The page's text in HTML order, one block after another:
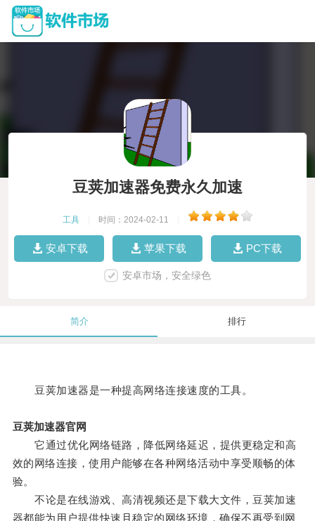
豆荚加速器免费永久加速
工具 时间：2024-02-11
安卓下载 苹果下载 PC下载
安卓市场，安全绿色
简介 排行
豆荚加速器是一种提高网络连接速度的工具。
豆荚加速器官网
它通过优化网络链路，降低网络延迟，提供更稳定和高
效的网络连接，使用户能够在各种网络活动中享受顺畅的体
验。
不论是在线游戏、高清视频还是下载大文件，豆荚加速
器都能为用户提供快速且稳定的网络环境，确保不再受到网